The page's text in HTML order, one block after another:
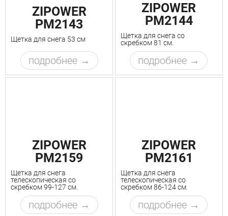
ZIPOWER
PM2143
Щетка для снега 53 см
подробнее
ZIPOWER
PM2144
Щетка для снега со
скребком 81 см.
подробнее
ZIPOWER
PM2159
Щетка для снега
телескопическая со
скребком 99-127 см.
подробнее
ZIPOWER
PM2161
Щетка для снега
телескопическая со
скребком 86-124 см.
подробнее